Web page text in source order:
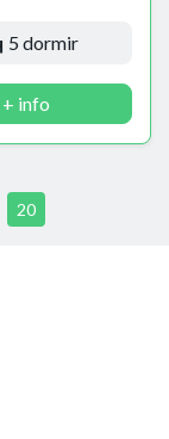
5 dormir
+ info
20